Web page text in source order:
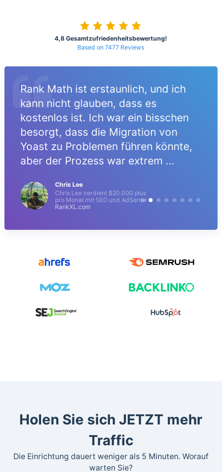
4,8 Gesamtzufriedenheitsbewertung!
Based on 7477 Reviews
Rank Math ist erstaunlich, und ich
kann nicht glauben, dass es
kostenlos ist. Ich war ein bisschen
besorgt, dass die Migration von
Yoast zu Problemen führen könnte,
aber der Prozess war extrem ...
Chris Lee
Chris Lee verdient $20.000 plus
pro Monat mit SEO und AdSense
RankXL.com
Holen Sie sich JETZT mehr
Traffic
Die Einrichtung dauert weniger als 5 Minuten. Worauf
warten Sie?